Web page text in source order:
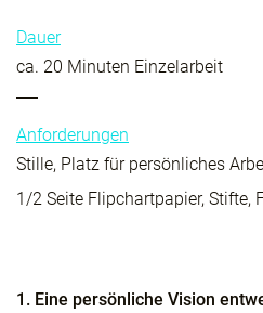
Dauer
ca. 20 Minuten Einzelarbeit
Anforderungen
Stille, Platz für persönliches
1/2 Seite Flipchartpapier, Stifte,
1. Eine persönliche Vision